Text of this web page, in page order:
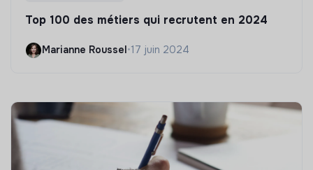
Top 100 des métiers qui recrutent en 2024
Marianne Roussel•17 juin 2024